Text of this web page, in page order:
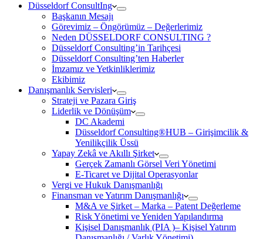
Düsseldorf ConsultIng
Başkanın Mesajı
Görevimiz – Öngörümüz – Değerlerimiz
Neden DÜSSELDORF CONSULTING ?
Düsseldorf Consulting’in Tarihçesi
Düsseldorf Consulting’ten Haberler
İmzamız ve Yetkinliklerimiz
Ekibimiz
Danışmanlık Servisleri
Strateji ve Pazara Giriş
Liderlik ve Dönüşüm
DC Akademi
Düsseldorf Consulting®HUB – Girişimcilik &
Yenilikçilik Üssü
Yapay Zekâ ve Akıllı Şirket
Gerçek Zamanlı Görsel Veri Yönetimi
E-Ticaret ve Dijital Operasyonlar
Vergi ve Hukuk Danışmanlığı
Finansman ve Yatırım Danışmanlığı
M&A ve Şirket – Marka – Patent Değerleme
Risk Yönetimi ve Yeniden Yapılandırma
Kişisel Danışmanlık (PIA )– Kişisel Yatırım